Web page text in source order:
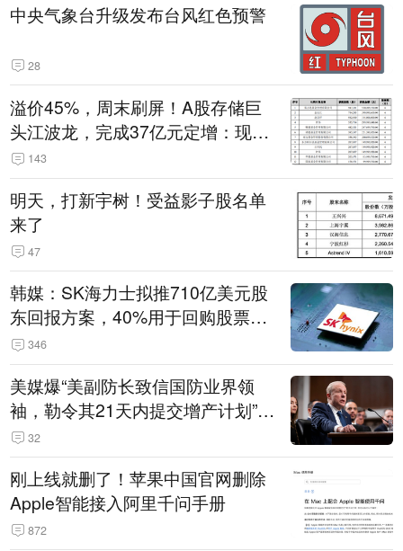
中央气象台升级发布台风红色预警
28
溢价45%，周末刷屏！A股存储巨
头江波龙，完成37亿元定增：现价
386.6元，定增价560元
143
明天，打新宇树！受益影子股名单
来了
47
韩媒：SK海力士拟推710亿美元股
东回报方案，40%用于回购股票，
相当于美股发行规模
346
美媒爆“美副防长致信国防业界领
袖，勒令其21天内提交增产计划”，
五角大楼回应
32
刚上线就删了！苹果中国官网删除
Apple智能接入阿里千问手册
872